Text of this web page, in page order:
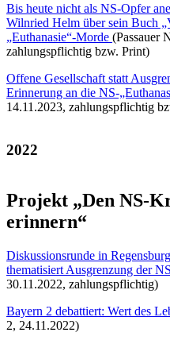
Bis heute nicht als NS-Opfer
Wilnried Helm über sein Buch
„Euthanasie“-Morde (Passauer
zahlungspflichtig bzw. Print)
Offene Gesellschaft statt
Erinnerung an die NS-
14.11.2023, zahlungspflichtig
2022
Projekt „Den NS-
erinnern“
Diskussionsrunde in
thematisiert Ausgrenzung der
30.11.2022, zahlungspflichtig)
Bayern 2 debattiert: Wert des
2, 24.11.2022)